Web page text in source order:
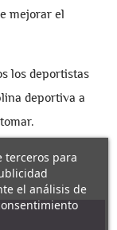
mejorar el
los deportistas
deportiva a
terceros para
el análisis de